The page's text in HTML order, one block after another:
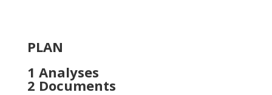
PLAN
1 Analyses
2 Documents